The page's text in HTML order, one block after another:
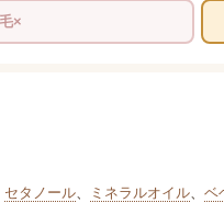
×
セタノール、 ミネラルオイル、 ベ